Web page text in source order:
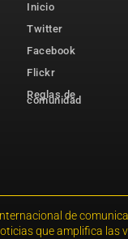
Inicio
Twitter
Facebook
Flickr
Reglas de
comunidad
de
que amplifica las